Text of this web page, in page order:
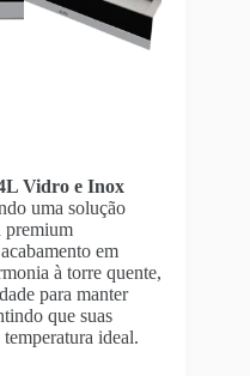
Vidro e Inox
uma solução
premium
em
à torre quente,
para manter
que suas
ideal.